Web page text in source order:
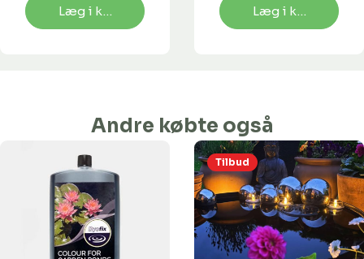
Læg i kurv Læg i kurv
Andre købte også
Tilbud